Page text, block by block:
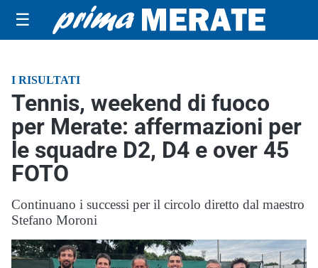
☰
I RISULTATI
Tennis, weekend di fuoco
per Merate: affermazioni per
le squadre D2, D4 e over 45
FOTO
Continuano i successi per il circolo diretto dal maestro
Stefano Moroni